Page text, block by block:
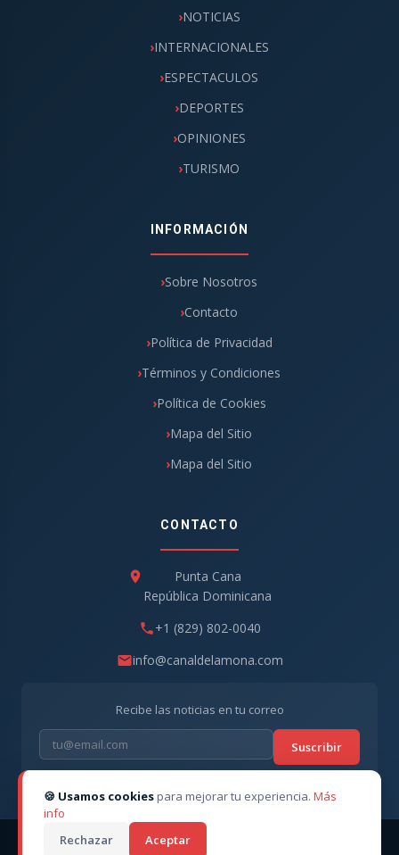
NOTICIAS
INTERNACIONALES
ESPECTACULOS
DEPORTES
OPINIONES
TURISMO
INFORMACIÓN
Sobre Nosotros
Contacto
Política de Privacidad
Términos y Condiciones
Política de Cookies
Mapa del Sitio
Mapa del Sitio
CONTACTO
Punta Cana
República Dominicana
+1 (829) 802-0040
info@canaldelamona.com
Recibe las noticias en tu correo
Suscribir
© 2026CanaldelaMona. Todos los derechos reservados. ·
🍪 Usamos cookies para mejorar tu experiencia. Más
info
Rechazar
Aceptar